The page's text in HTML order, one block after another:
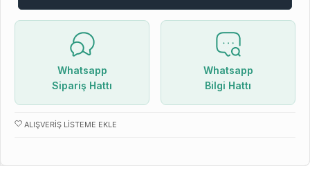
Whatsapp
Sipariş Hattı
Whatsapp
Bilgi Hattı
ALIŞVERIŞ LISTEME EKLE